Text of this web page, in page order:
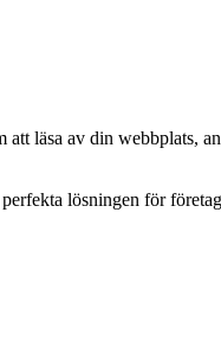
läsa av din webbplats,
lösningen för